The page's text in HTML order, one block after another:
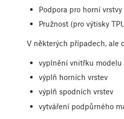
Podpora pro horní vrstvy
Pružnost (pro výtisky
V některých případech, ale
vyplnění vnitřku
výplň horních vrstev
výplň spodních vrstev
vytváření podpůrného